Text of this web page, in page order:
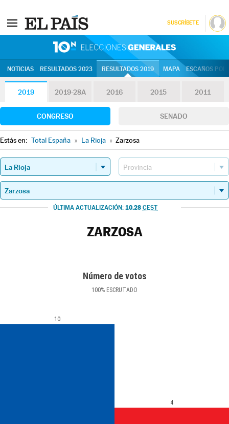
SUSCRÍBETE
NOTICIAS RESULTADOS 2023 RESULTADOS 2019 MAPA ESCAÑOS
2019 2019-28A 2016 2015 2011
CONGRESO SENADO
Estás en: Total España » La Rioja » Zarzosa
ÚLTIMA ACTUALIZACIÓN: 10.28 CEST
ZARZOSA
Número de votos
100% ESCRUTADO
10
4